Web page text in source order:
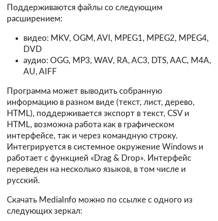
Поддерживаются файлы со следующим
расширением:
видео: MKV, OGM, AVI, MPEG1, MPEG2, MPEG4,
DVD
аудио: OGG, MP3, WAV, RA, AC3, DTS, AAC, M4A,
AU, AIFF
Программа может выводить собранную
информацию в разном виде (текст, лист, дерево,
HTML), поддерживается экспорт в текст, CSV и
HTML, возможна работа как в графическом
интерфейсе, так и через командную строку.
Интегрируется в системное окружение Windows и
работает с функцией «Drag & Drop». Интерфейс
переведен на несколько языков, в том числе и
русский.
Скачать MediaInfo можно по ссылке с одного из
следующих зеркал: